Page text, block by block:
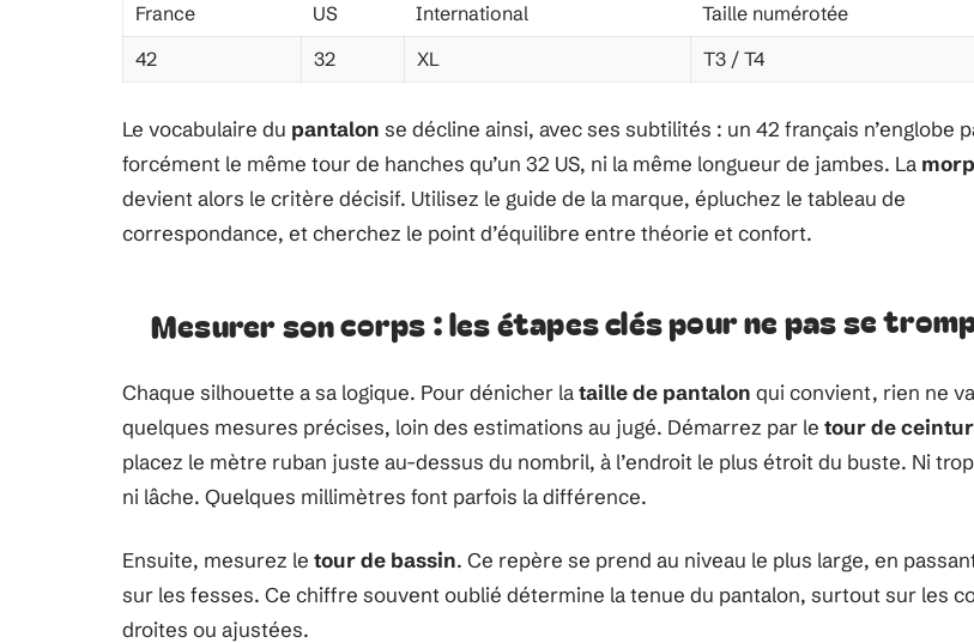
France US International
Taille numérotée
42
32 XL T3 / T4
Le vocabulaire du pantalon se décline ainsi, avec ses subtilités : un 42 français n’englobe
forcément le même tour de hanches qu’un 32 US, ni la même longueur de jambes. La
devient alors le critère décisif. Utilisez le guide de la marque, épluchez le tableau de
correspondance, et cherchez le point d’équilibre entre théorie et confort.
Mesurer son corps : les étapes clés pour ne pas se
Chaque silhouette a sa logique. Pour dénicher lataille de pantalon qui convient, rien ne
quelques mesures précises, loin des estimations au jugé. Démarrez par le tour de
placez le mètre ruban juste au-dessus du nombril, à l’endroit le plus étroit du buste. Ni
ni lâche. Quelques millimètres font parfois la différence.
Ensuite, mesurez le tour de bassin. Ce repère se prend au niveau le plus large, en
sur les fesses. Ce chiffre souvent oublié détermine la tenue du pantalon, surtout sur les
droites ou ajustées.